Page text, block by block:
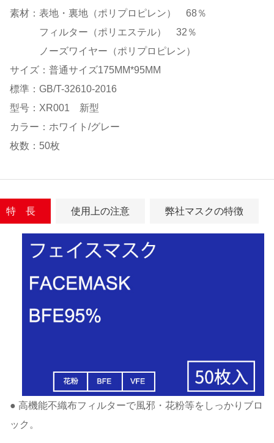
素材：表地・裏地（ポリプロピレン） 68％
フィルター（ポリエステル） 32％
ノーズワイヤー（ポリプロピレン）
サイズ：普通サイズ175MM*95MM
標準：GB/T-32610-2016
型号：XR001 新型
カラー：ホワイト/グレー
枚数：50枚
特 長 使用上の注意 弊社マスクの特徴
● 高機能不織布フィルターで風邪・花粉等をしっかりブロ
ック。